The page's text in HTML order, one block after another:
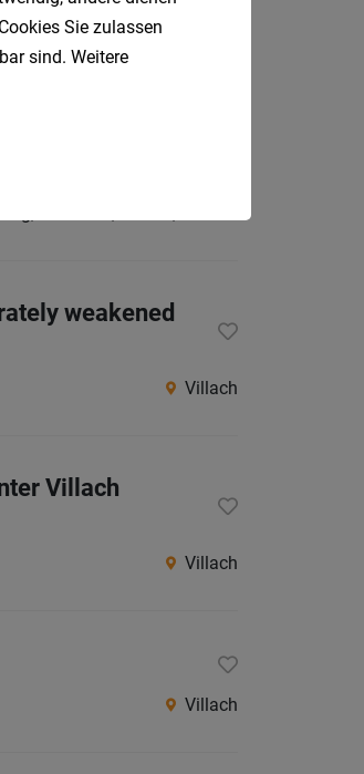
weakened
Villach
Villach
Villach
Villach
Sie zulassen
sind. Weitere